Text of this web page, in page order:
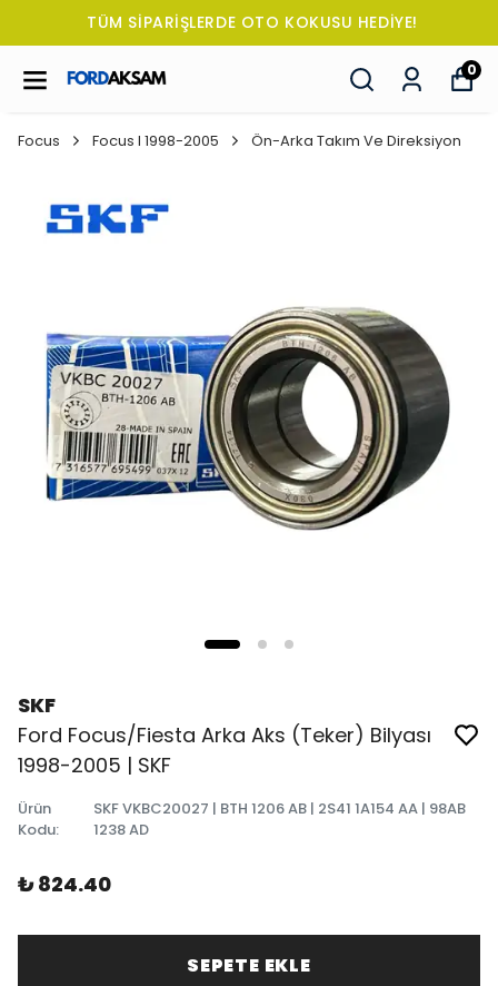
TÜM SİPARİŞLERDE OTO KOKUSU HEDİYE!
0
Focus Focus I 1998-2005 Ön-Arka Takım Ve Direksiyon
SKF
Ford Focus/Fiesta Arka Aks (Teker) Bilyası
1998-2005 | SKF
Ürün
Kodu:
SKF VKBC20027 | BTH 1206 AB | 2S41 1A154 AA | 98AB
1238 AD
₺ 824.40
SEPETE EKLE